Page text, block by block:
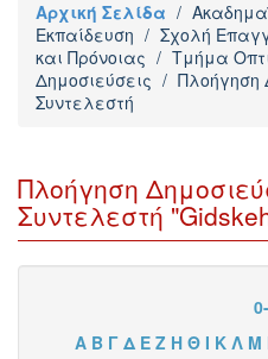
Αρχική Σελίδα /
Εκπαίδευση / Σχολή
και Πρόνοιας / Τμήμα
Δημοσιεύσεις / Πλοήγηση
Συντελεστή
Πλοήγηση
Συντελεστή
Α Β Γ Δ Ε Ζ Η Θ Ι Κ Λ Μ